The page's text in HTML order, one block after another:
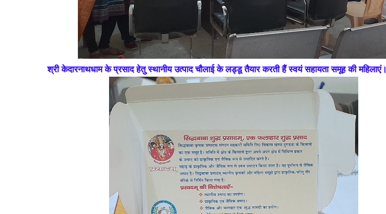
श्री केदारनाथधाम के प्रसाद हेतु स्थानीय उत्पाद चौलाई के लड्डू तैयार करती हैं स्वयं सहायता समूह की महिलाएं।